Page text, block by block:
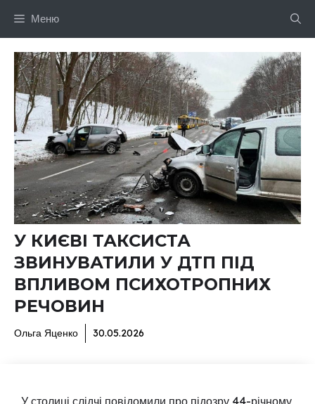
Меню
У КИЄВІ ТАКСИСТА
ЗВИНУВАТИЛИ У ДТП ПІД
ВПЛИВОМ ПСИХОТРОПНИХ
РЕЧОВИН
Ольга Яценко 30.05.2026
У столиці слідчі повідомили про підозру 44-річному